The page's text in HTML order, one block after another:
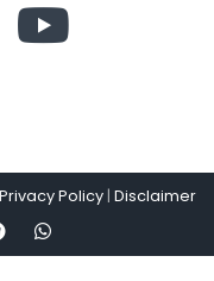
Privacy Policy| Disclaimer